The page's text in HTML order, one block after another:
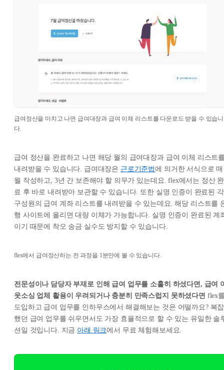
급여정산을 마치고 나면 급여대장과 급여 이체 리스트를 다운로드 받을 수 있습니
다.
급여 정산을 완료하고 나면 해당 월의 급여대장과 급여 이체 리스트
내려받을 수 있습니다. 급여대장은 근로기준법에 의거한 서식으로 매
월 작성하고, 3년 간 보존해야 할 의무가 있는데요. flex에서는 정산 완
료 후 바로 내려받아 보관할 수 있습니다. 또한 실명 인증이 완료된 각
구성원의 급여 계좌 리스트를 내려받을 수 있는데요. 해당 리스트를
행 사이트에 올리면 대량 이체가 가능합니다. 실명 인증이 완료된 계
이기 때문에 착오 송금 실수도 방지할 수 있습니다.
flex에서 급여정산하는 전 과정을 1분만에 볼 수 있습니다.
전문성이나 담당자 부재로 인해 급여 업무를 소홀히 하셨다면, 급여
웃소싱 업체 활용이 우려되거나 충분히 만족스럽지 못하셨다면 flex
도입하고 급여 업무를 인하우스에서 해결해보는 것은 어떨까요? 복잡
했던 급여 업무를 쉬우면서도 가장 효율적으로 할 수 있는 유일한 솔
션일 것입니다. 지금 아래 링크에서 무료 체험해보세요.